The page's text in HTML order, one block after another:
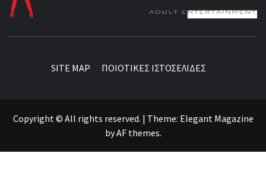
SITE MAP ΠΟΙΟΤΙΚΕΣ ΙΣΤΟΣΕΛΙΔΕΣ
Copyright © All rights reserved. | Theme: Elegant Magazine
byAF themes.